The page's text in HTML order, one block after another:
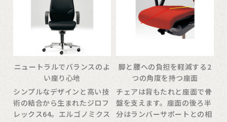
ニュートラルでバランスのよ
い座り心地
シンプルなデザインと高い技
術の結合から生まれたジロフ
レックス64。エルゴノミクス
脚と腰への負担を軽減する2
つの角度を持つ座面
チェアは背もたれと座面で骨
盤を支えます。座面の後ろ半
分はランバーサポートとの相